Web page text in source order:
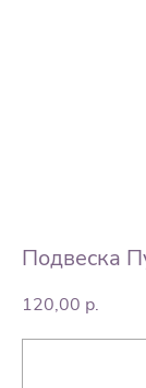
Подвеска
120,00 р.